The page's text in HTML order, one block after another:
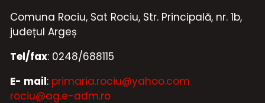
Comuna Rociu, Sat Rociu, Str. Principală, nr. 1b,
județul Argeș
Tel/fax: 0248/688115
E- mail: primaria.rociu@yahoo.com
rociu@ag.e-adm.ro